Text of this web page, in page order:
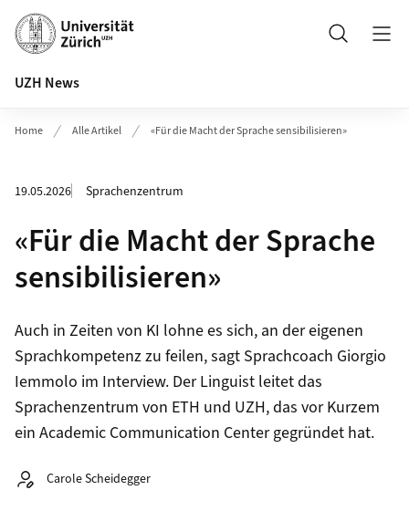
Header
Suche
UZH News
Home Alle Artikel «Für die Macht der Sprache sensibilisieren»
19.05.2026 Sprachenzentrum
«Für die Macht der Sprache
sensibilisieren»
Auch in Zeiten von KI lohne es sich, an der eigenen
Sprachkompetenz zu feilen, sagt Sprachcoach Giorgio
Iemmolo im Interview. Der Linguist leitet das
Sprachenzentrum von ETH und UZH, das vor Kurzem
ein Academic Communication Center gegründet hat.
Autor:
Carole Scheidegger